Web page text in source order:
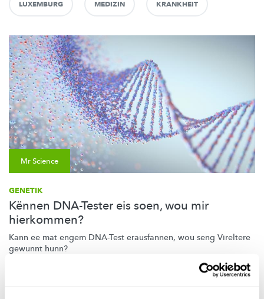
LUXEMBURG MEDIZIN KRANKHEIT
Mr Science
GENETIK
Kënnen DNA-Tester eis soen, wou mir
hierkommen?
Kann ee mat engem DNA-Test erausfannen, wou seng Vireltere
gewunnt hunn?